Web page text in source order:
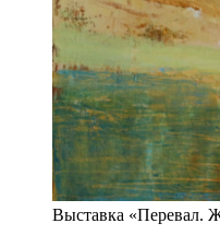
Выставка «Перевал.